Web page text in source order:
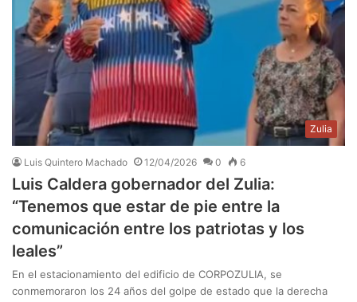
Zulia
Luis Quintero Machado 12/04/2026 0 6
Luis Caldera gobernador del Zulia:
“Tenemos que estar de pie entre la
comunicación entre los patriotas y los
leales”
En el estacionamiento del edificio de CORPOZULIA, se
conmemoraron los 24 años del golpe de estado que la derecha